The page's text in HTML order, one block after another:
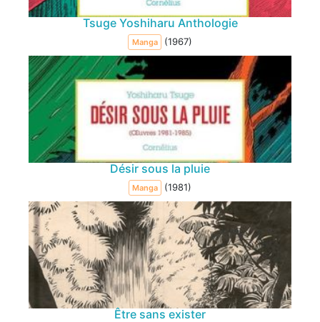
Tsuge Yoshiharu Anthologie
Manga (1967)
Désir sous la pluie
Manga (1981)
Être sans exister